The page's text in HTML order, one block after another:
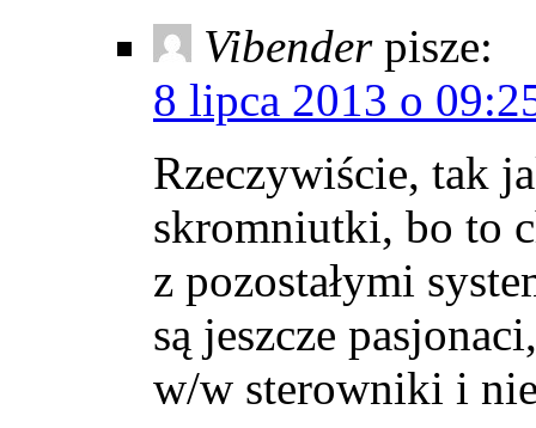
Vibender pisze:
8 lipca 2013 o
Rzeczywiście, tak
skromniutki, bo to
z pozostałymi
są jeszcze
w/w sterowniki i